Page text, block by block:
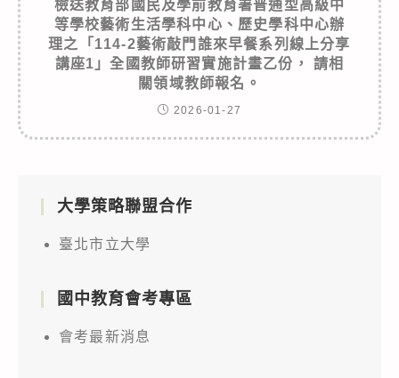
檢送教育部國民及學前教育署普通型高級中
等學校藝術生活學科中心、歷史學科中心辦
理之「114-2藝術敲門誰來早餐系列線上分享
講座1」全國教師研習實施計畫乙份， 請相
關領域教師報名。
2026-01-27
大學策略聯盟合作
臺北市立大學
國中教育會考專區
會考最新消息